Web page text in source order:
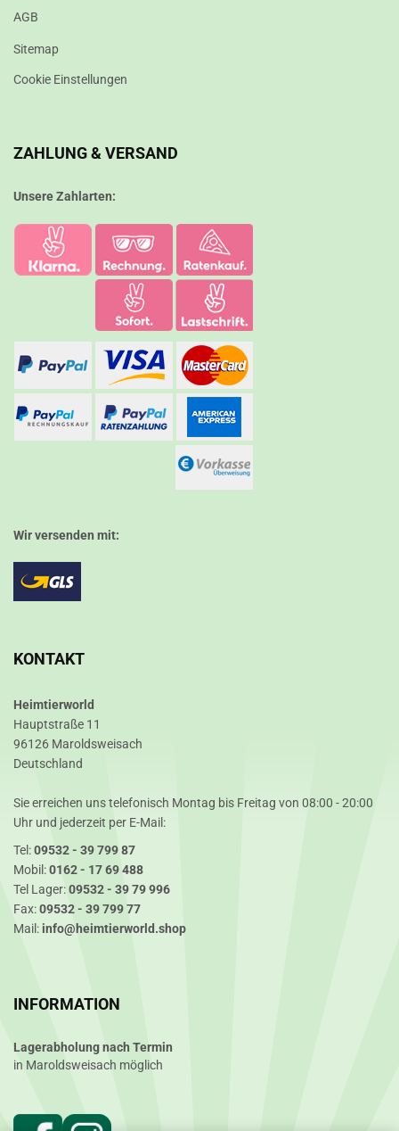
AGB
Sitemap
Cookie Einstellungen
ZAHLUNG & VERSAND
Unsere Zahlarten:
Wir versenden mit:
KONTAKT
Heimtierworld
Hauptstraße 11
96126 Maroldsweisach
Deutschland
Sie erreichen uns telefonisch Montag bis Freitag von 08:00 - 20:00
Uhr und jederzeit per E-Mail:
Tel:09532 - 39 799 87
Mobil:0162 - 17 69 488
Tel Lager:09532 - 39 79 996
Fax:09532 - 39 799 77
Mail: info@heimtierworld.shop
INFORMATION
Lagerabholung nach Termin
in Maroldsweisach möglich